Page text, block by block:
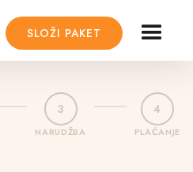
SLOŽI PAKET
3
NARUDŽBA
4
PLAĆANJE